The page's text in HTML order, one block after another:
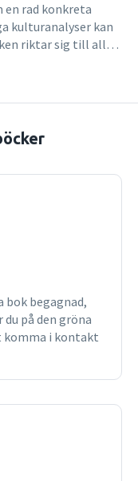
rad konkreta
kulturanalyser kan
riktar sig till alla
och
för att försöka
därefter denna
möter läsaren
Målgruppen är den
men
boken för alla de
liksom
som i sitt dagliga
bok begagnad,
på den gröna
komma i kontakt